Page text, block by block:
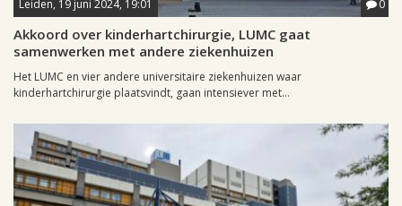
Leiden, 19 juni 2024, 19:01 0
Akkoord over kinderhartchirurgie, LUMC gaat
samenwerken met andere ziekenhuizen
Het LUMC en vier andere universitaire ziekenhuizen waar
kinderhartchirurgie plaatsvindt, gaan intensiever met...